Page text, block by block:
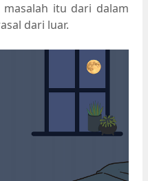
masalah itu dari dalam
dari luar.